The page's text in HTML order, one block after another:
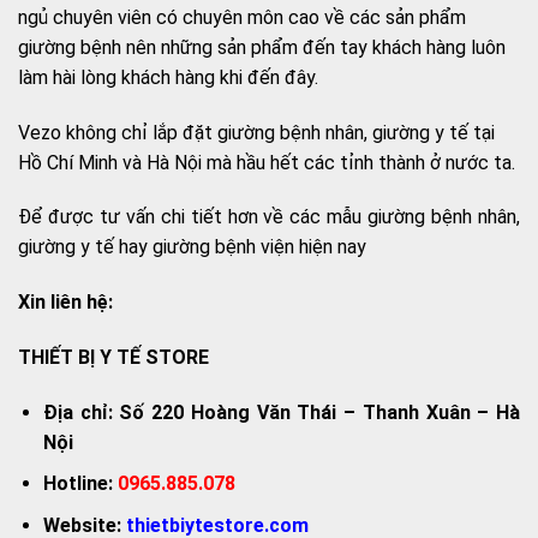
ngủ chuyên viên có chuyên môn cao về các sản phẩm
giường bệnh nên những sản phẩm đến tay khách hàng luôn
làm hài lòng khách hàng khi đến đây.
Vezo không chỉ lắp đặt giường bệnh nhân, giường y tế tại
Hồ Chí Minh và Hà Nội mà hầu hết các tỉnh thành ở nước ta.
Để được tư vấn chi tiết hơn về các mẫu giường bệnh nhân,
giường y tế hay giường bệnh viện hiện nay
Xin liên hệ:
THIẾT BỊ Y TẾ STORE
Địa chỉ: Số 220 Hoàng Văn Thái – Thanh Xuân – Hà
Nội
Hotline: 0965.885.078
Website: thietbiytestore.com